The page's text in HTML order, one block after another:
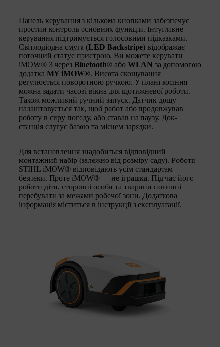
Панель керування з кількома кнопками забезпечує
простий контроль основних функцій. Інтуїтивне
керування підтримується голосовими підказками.
Світлодіодна смуга (LED Backstripe) відображає
поточний статус пристрою. Ви можете керувати
iMOW® 3 через Bluetooth® або WLAN за допомогою
додатка MY iMOW®. Висота скошування
регулюється поворотною ручкою. У плані косіння
можна задати часові вікна для щотижневої роботи.
Також можливий ручний запуск. Датчик дощу
налаштовується так, щоб робот або продовжував
роботу в сиру погоду, або ставав на паузу. Док-
станція слугує базою та місцем зарядки.
Для встановлення знадобиться відповідний
монтажний набір (залежно від розміру саду). Роботи
STIHL iMOW® відповідають усім стандартам
безпеки. Проте iMOW® — не іграшка. Під час його
роботи діти, сторонні особи та тварини повинні
перебувати за межами робочої зони. Додаткова
інформація міститься в інструкції з експлуатації.